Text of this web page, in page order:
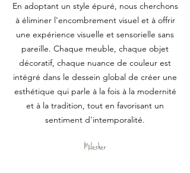
En adoptant un style épuré, nous cherchons
à éliminer l'encombrement visuel et à offrir
une expérience visuelle et sensorielle sans
pareille. Chaque meuble, chaque objet
décoratif, chaque nuance de couleur est
intégré dans le dessein global de créer une
esthétique qui parle à la fois à la modernité
et à la tradition, tout en favorisant un
sentiment d'intemporalité.